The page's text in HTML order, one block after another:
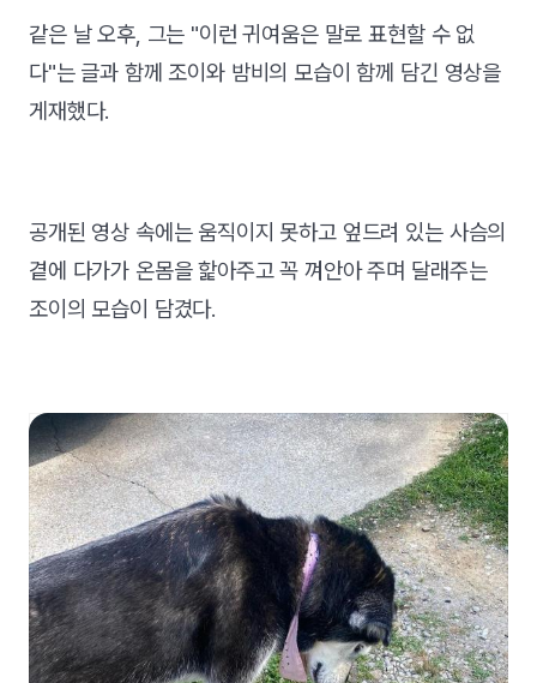
같은 날 오후, 그는 "이런 귀여움은 말로 표현할 수 없
다"는 글과 함께 조이와 밤비의 모습이 함께 담긴 영상을
게재했다.
공개된 영상 속에는 움직이지 못하고 엎드려 있는 사슴의
곁에 다가가 온몸을 핥아주고 꼭 껴안아 주며 달래주는
조이의 모습이 담겼다.